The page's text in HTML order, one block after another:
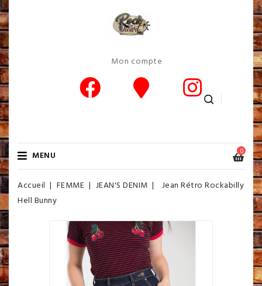
Mon compte
MENU 0
Accueil FEMME JEAN'S DENIM
Jean Rétro Rockabilly
Hell Bunny